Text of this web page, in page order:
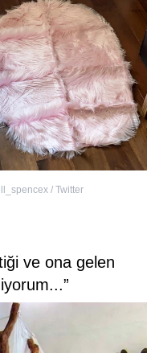
/ Twitter
ve ona gelen